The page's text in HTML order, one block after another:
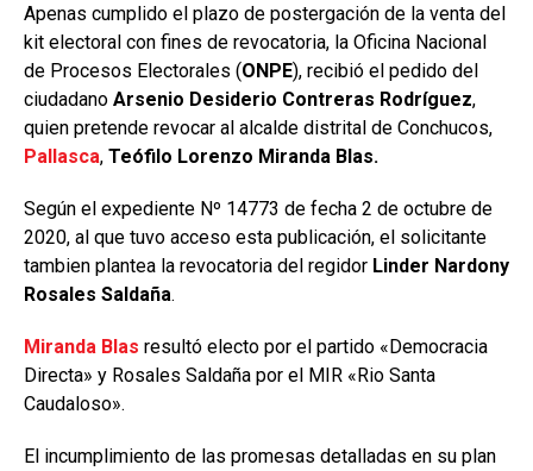
Apenas cumplido el plazo de postergación de la venta del
kit electoral con fines de revocatoria, la Oficina Nacional
de Procesos Electorales (ONPE), recibió el pedido del
ciudadano Arsenio Desiderio Contreras Rodríguez,
quien pretende revocar al alcalde distrital de Conchucos,
Pallasca, Teófilo Lorenzo Miranda Blas.
Según el expediente Nº 14773 de fecha 2 de octubre de
2020, al que tuvo acceso esta publicación, el solicitante
tambien plantea la revocatoria del regidor Linder Nardony
Rosales Saldaña.
Miranda Blas resultó electo por el partido «Democracia
Directa» y Rosales Saldaña por el MIR «Rio Santa
Caudaloso».
El incumplimiento de las promesas detalladas en su plan